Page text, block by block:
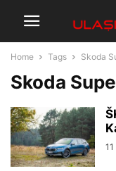
Home Tags Skoda
Skoda